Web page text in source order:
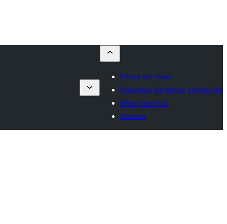
Enviar um tema
Empresas de temas comerciais
Meus favoritos
Acessar